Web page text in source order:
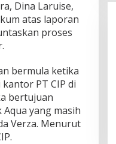
Dina Laruise,
atas laporan
proses
bermula ketika
PT CIP di
bertujuan
yang masih
Verza. Menurut
Laporan, Dinas